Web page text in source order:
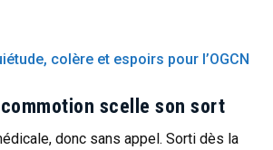
colère et espoirs pour l’OGCN
scelle son sort
donc sans appel. Sorti dès la